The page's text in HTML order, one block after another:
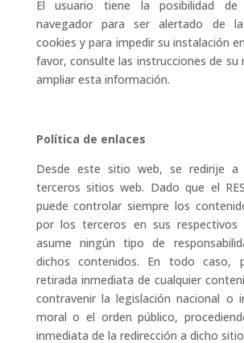
El usuario tiene la posibilidad de
navegador para ser alertado de
cookies y para impedir su instalación
favor, consulte las instrucciones de su
ampliar esta información.
Política de enlaces
Desde este sitio web, se redirije a
terceros sitios web. Dado que el
puede controlar siempre los
por los terceros en sus
asume ningún tipo de
dichos contenidos. En todo caso,
retirada inmediata de cualquier
contravenir la legislación nacional o
moral o el orden público,
inmediata de la redirección a dicho